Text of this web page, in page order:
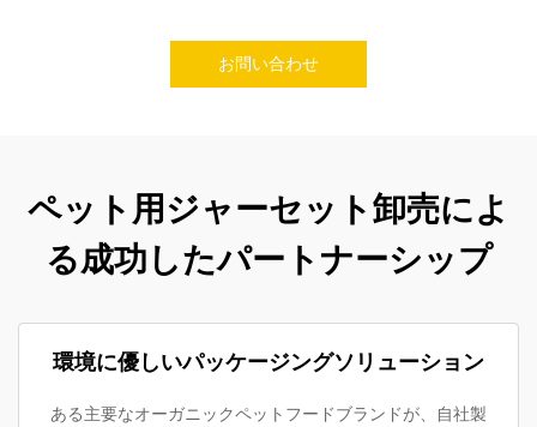
お問い合わせ
ペット用ジャーセット卸売によ
る成功したパートナーシップ
環境に優しいパッケージングソリューション
ある主要なオーガニックペットフードブランドが、自社製